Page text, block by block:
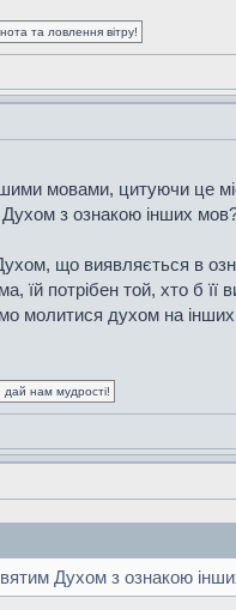
та ловлення вітру!
мовами, цитуючи це
з ознакою інших
що виявляється в
їй потрібен той, хто б
молитися духом на
дай нам мудрості!
Духом з ознакою